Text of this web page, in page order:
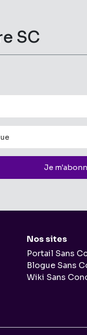
SC
Je
Nos sites
Portail Sans
Blogue Sans
Wiki Sans